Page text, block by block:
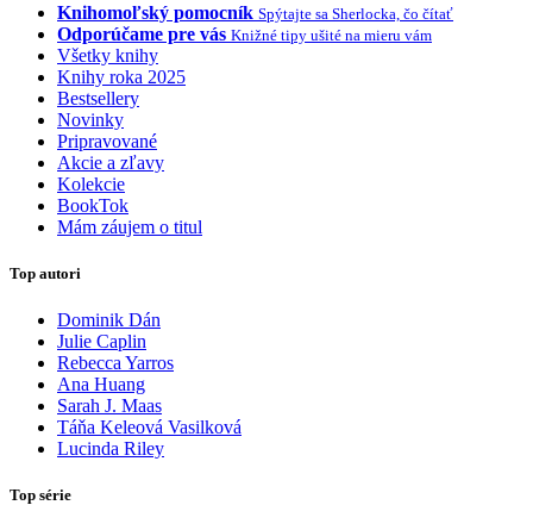
Knihomoľský pomocník Spýtajte sa Sherlocka, čo čítať
Odporúčame pre vás Knižné tipy ušité na mieru vám
Všetky knihy
Knihy roka 2025
Bestsellery
Novinky
Pripravované
Akcie a zľavy
Kolekcie
BookTok
Mám záujem o titul
Top autori
Dominik Dán
Julie Caplin
Rebecca Yarros
Ana Huang
Sarah J. Maas
Táňa Keleová Vasilková
Lucinda Riley
Top série